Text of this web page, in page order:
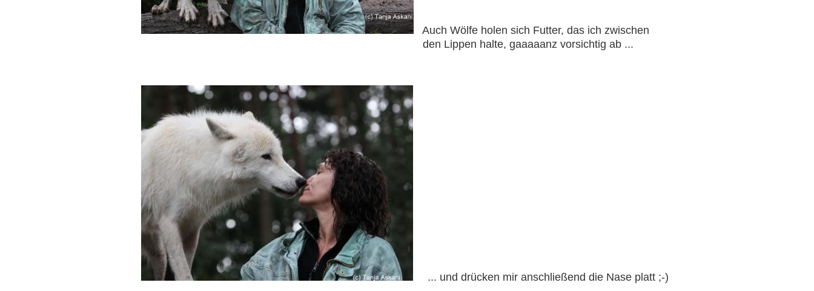
Auch Wölfe holen sich Futter, das ich zwischen
den Lippen halte, gaaaaanz vorsichtig ab ...
... und drücken mir anschließend die Nase platt ;-)